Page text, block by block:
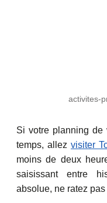
activites-
Si votre planning
temps, allez visiter
moins de deux
saisissant entre
absolue, ne ratez pas